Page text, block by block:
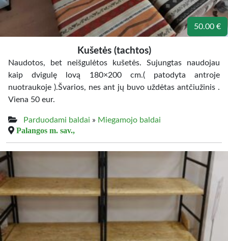
50.00 €
Kušetės (tachtos)
Naudotos, bet neišgulėtos kušetės. Sujungtas naudojau
kaip dvigulę lovą 180×200 cm.( patodyta antroje
nuotraukoje ).Švarios, nes ant jų buvo uždėtas antčiužinis .
Viena 50 eur.
Parduodami baldai » Miegamojo baldai
Palangos m. sav.,